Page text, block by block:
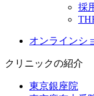
採
オンラインシ
クリニックの紹介
東京銀座院